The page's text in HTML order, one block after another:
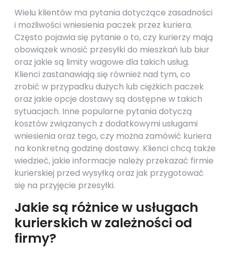
Wielu klientów ma pytania dotyczące zasadności
i możliwości wniesienia paczek przez kuriera.
Często pojawia się pytanie o to, czy kurierzy mają
obowiązek wnosić przesyłki do mieszkań lub biur
oraz jakie są limity wagowe dla takich usług.
Klienci zastanawiają się również nad tym, co
zrobić w przypadku dużych lub ciężkich paczek
oraz jakie opcje dostawy są dostępne w takich
sytuacjach. Inne popularne pytania dotyczą
kosztów związanych z dodatkowymi usługami
wniesienia oraz tego, czy można zamówić kuriera
na konkretną godzinę dostawy. Klienci chcą także
wiedzieć, jakie informacje należy przekazać firmie
kurierskiej przed wysyłką oraz jak przygotować
się na przyjęcie przesyłki.
Jakie są różnice w usługach
kurierskich w zależności od
firmy?